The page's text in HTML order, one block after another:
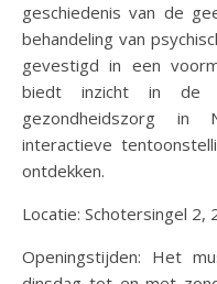
geschiedenis van de
behandeling van
gevestigd in een
biedt inzicht in de
gezondheidszorg in
interactieve
ontdekken.
Locatie: Schotersingel 2,
Openingstijden: Het